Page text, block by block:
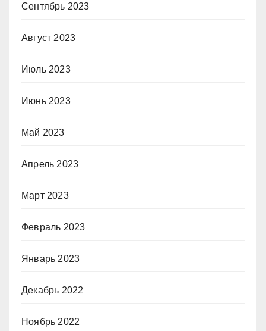
Сентябрь 2023
Август 2023
Июль 2023
Июнь 2023
Май 2023
Апрель 2023
Март 2023
Февраль 2023
Январь 2023
Декабрь 2022
Ноябрь 2022